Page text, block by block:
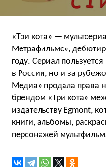
«Три кота» —
Метрафильмс»,
году. Сериал
в России, но и за
Медиа» продала права
брендом «Три кота»
издательству Egmont,
книги, альбомы,
персонажей